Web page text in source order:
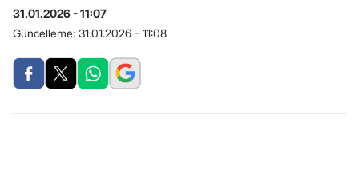
31.01.2026 - 11:07
Güncelleme: 31.01.2026 - 11:08